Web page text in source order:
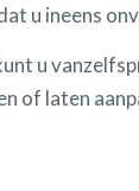
u ineens
u
of laten